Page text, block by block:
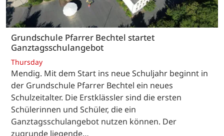
Grundschule Pfarrer Bechtel startet
Ganztagsschulangebot
Thursday
Mendig. Mit dem Start ins neue Schuljahr beginnt in
der Grundschule Pfarrer Bechtel ein neues
Schulzeitalter. Die Erstklässler sind die ersten
Schülerinnen und Schüler, die ein
Ganztagsschulangebot nutzen können. Der
zugrunde liegende…